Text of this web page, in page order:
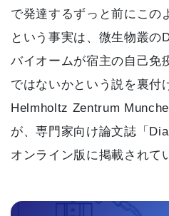
で発達するずっと前にこの
という事実は、微生物叢の
バイオームが宿主の自己免
ではないかという説を裏付
Helmholtz Zentrum
が、専門家向け論文誌「
オンライン版に掲載されて